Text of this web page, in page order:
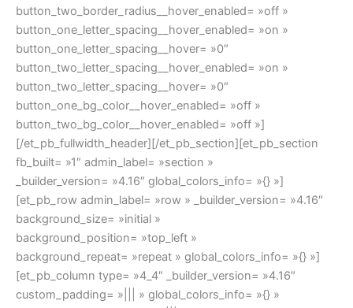
button_two_border_radius__hover_enabled= »off »
button_one_letter_spacing__hover_enabled= »on »
button_one_letter_spacing__hover= »0″
button_two_letter_spacing__hover_enabled= »on »
button_two_letter_spacing__hover= »0″
button_one_bg_color__hover_enabled= »off »
button_two_bg_color__hover_enabled= »off »]
[/et_pb_fullwidth_header][/et_pb_section][et_pb_section
fb_built= »1″ admin_label= »section »
_builder_version= »4.16″ global_colors_info= »{} »]
[et_pb_row admin_label= »row » _builder_version= »4.16″
background_size= »initial »
background_position= »top_left »
background_repeat= »repeat » global_colors_info= »{} »]
[et_pb_column type= »4_4″ _builder_version= »4.16″
custom_padding= »||| » global_colors_info= »{} »